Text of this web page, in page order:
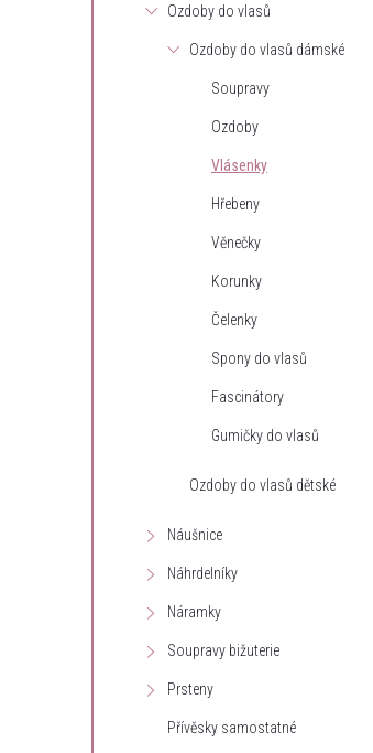
Ozdoby do vlasů
Ozdoby do vlasů dámské
Soupravy
Ozdoby
Vlásenky
Hřebeny
Věnečky
Korunky
Čelenky
Spony do vlasů
Fascinátory
Gumičky do vlasů
Ozdoby do vlasů dětské
Náušnice
Náhrdelníky
Náramky
Soupravy bižuterie
Prsteny
Přívěsky samostatné